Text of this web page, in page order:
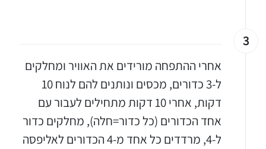
3
אחרי ההתפחה מורידים את האוויר ומחלקים
ל-3 כדורים, מכסים ונותנים להם לנוח 10
דקות, אחרי 10 דקות מתחילים לעבור עם
אחד הכדורים (כל כדור=חלה), מחלקים כדור
ל-4, מרדדים כל אחד מ-4 הכדורים לאליפסה